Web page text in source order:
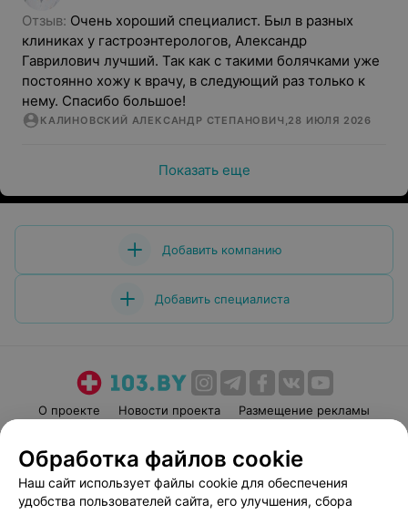
Отзыв: Очень хороший специалист. Был в разных
клиниках у гастроэнтерологов, Александр
Гаврилович лучший. Так как с такими болячками уже
постоянно хожу к врачу, в следующий раз только к
нему. Спасибо большое!
КАЛИНОВСКИЙ АЛЕКСАНДР СТЕПАНОВИЧ ,28 ИЮЛЯ 2026
Показать еще
Добавить компанию
Добавить специалиста
О проекте Новости проекта
Размещение рекламы
Пользовательское соглашение
Способы оплаты
Вакансии
Партнеры
Обработка файлов cookie
Наш сайт использует файлы cookie для обеспечения
удобства пользователей сайта, его улучшения, сбора